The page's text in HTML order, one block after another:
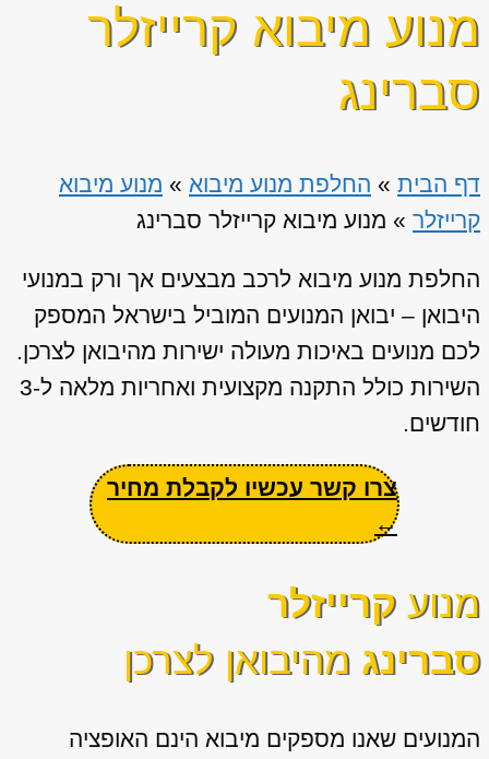
מנוע מיבוא קרייזלר
סברינג
דף הבית » החלפת מנוע מיבוא » מנוע מיבוא
קרייזלר » מנוע מיבוא קרייזלר סברינג
החלפת מנוע מיבוא לרכב מבצעים אך ורק במנועי
היבואן – יבואן המנועים המוביל בישראל המספק
לכם מנועים באיכות מעולה ישירות מהיבואן לצרכן.
השירות כולל התקנה מקצועית ואחריות מלאה ל-3
חודשים.
צרו קשר עכשיו לקבלת מחיר
←
מנוע קרייזלר
סברינג מהיבואן לצרכן
המנועים שאנו מספקים מיבוא הינם האופציה